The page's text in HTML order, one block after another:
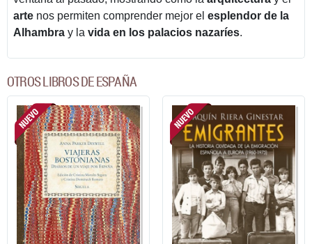
arte nos permiten comprender mejor el esplendor de la
Alhambra y la vida en los palacios nazaríes.
OTROS LIBROS DE ESPAÑA